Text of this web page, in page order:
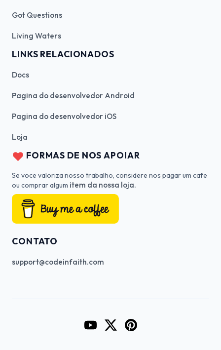
Got Questions
Living Waters
LINKS RELACIONADOS
Docs
Pagina do desenvolvedor Android
Pagina do desenvolvedor iOS
Loja
FORMAS DE NOS APOIAR
Se voce valoriza nosso trabalho, considere nos pagar um cafe
ou comprar algum item da nossa loja.
CONTATO
support@codeinfaith.com
Go to CodeInFaith's YouTube
Go to CodeInFaith's Twitter
Go to CodeInFaith's